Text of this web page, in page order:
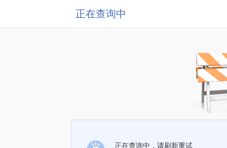
正在查询中
正在查询中，请刷新重试